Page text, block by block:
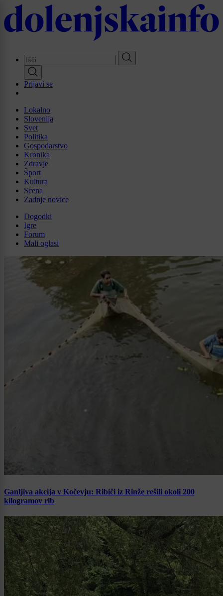
Skip
to
main
Prijavi se
Lokalno
Slovenija
Svet
Politika
Gospodarstvo
Kronika
Zdravje
Šport
Kultura
Scena
Zadnje novice
Dogodki
Igre
Forum
Mali oglasi
Ganljiva akcija v Kočevju: Ribiči iz Rinže rešili okoli 200
kilogramov rib